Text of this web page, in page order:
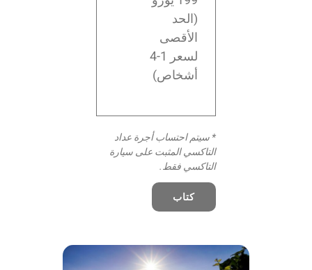
(الحد
الأقصى
لسعر 1-4
أشخاص)
* سيتم احتساب أجرة عداد
التاكسي المثبت على سيارة
التاكسي فقط.
كتاب